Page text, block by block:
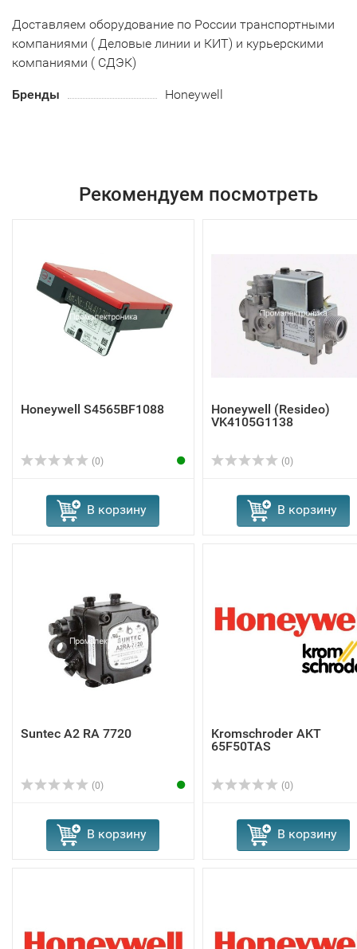
Доставляем оборудование по России транспортными
компаниями ( Деловые линии и КИТ) и курьерскими
компаниями ( СДЭК)
Бренды Honeywell
Рекомендуем посмотреть
Honeywell S4565BF1088
(0)
В корзину
Honeywell (Resideo)
VK4105G1138
(0)
В корзину
Suntec A2 RA 7720
(0)
В корзину
Kromschroder AKT
65F50TAS
(0)
В корзину